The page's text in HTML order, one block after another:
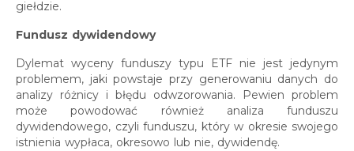
giełdzie.
Fundusz dywidendowy
Dylemat wyceny funduszy typu ETF nie jest jedynym
problemem, jaki powstaje przy generowaniu danych do
analizy różnicy i błędu odwzorowania. Pewien problem
może powodować również analiza funduszu
dywidendowego, czyli funduszu, który w okresie swojego
istnienia wypłaca, okresowo lub nie, dywidendę.